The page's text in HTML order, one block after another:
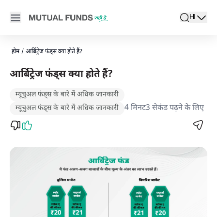
Open main menu
search
Locale
HI
active
होम / आर्बिट्रेज फंड्स क्या होते हैं?
आर्बिट्रेज फंड्स क्या होते हैं?
म्यूचुअल फंड्स के बारे में अधिक जानकारी
म्यूचुअल फंड्स के बारे में अधिक जानकारी
4 मिनट3 सेकंड पढ़ने के लिए